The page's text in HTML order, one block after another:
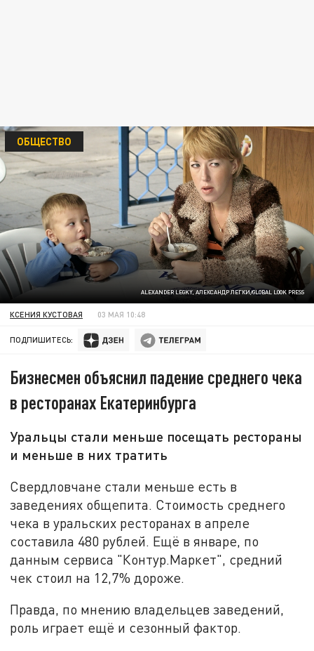
ALEXANDER LEGKY, АЛЕКСАНДР ЛЕГКИ/GLOBAL LOOK PRESS
ОБЩЕСТВО
КСЕНИЯ КУСТОВАЯ 03 МАЯ 10:48
ПОДПИШИТЕСЬ:
Бизнесмен объяснил падение среднего чека
в ресторанах Екатеринбурга
Уральцы стали меньше посещать рестораны
и меньше в них тратить
Свердловчане стали меньше есть в
заведениях общепита. Стоимость среднего
чека в уральских ресторанах в апреле
составила 480 рублей. Ещё в январе, по
данным сервиса "Контур.Маркет", средний
чек стоил на 12,7% дороже.
Правда, по мнению владельцев заведений,
роль играет ещё и сезонный фактор.